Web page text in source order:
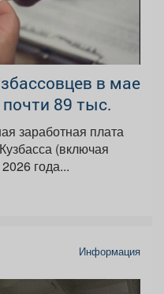
в мае
89 тыс.
заработная плата
(включая
года...
Информация